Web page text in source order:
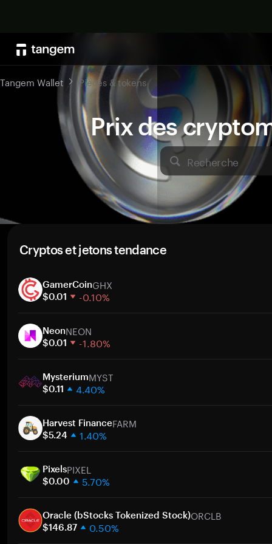
Prix des
Recherche
Tangem Wallet Pièces & tokens
Cryptos et jetons tendance
GamerCoinGHX
$0.01 -0.10%
30 jours
Capitalisation boursière
NeonNEON
$0.01 -1.80%
30 jours
Capitalisation boursière
MysteriumMYST
$0.11 4.40%
30 jours
Capitalisation boursière
Harvest FinanceFARM
$5.24 1.40%
30 jours
Capitalisation boursière
PixelsPIXEL
$0.00 5.70%
30 jours
Capitalisation boursière
Oracle (bStocks Tokenized Stock)ORCLB
$146.87 0.50%